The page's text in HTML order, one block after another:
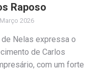
Raposo
2026
Nelas expressa o
de Carlos
com um forte